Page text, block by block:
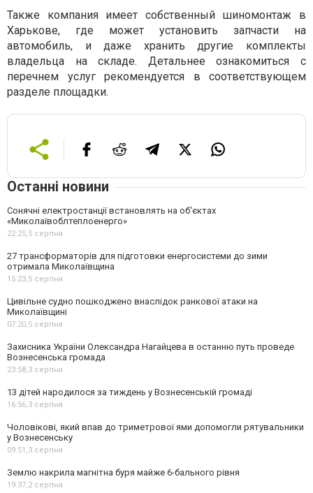
Также компания имеет собственный шиномонтаж в
Харькове, где может установить запчасти на
автомобиль, и даже хранить другие комплекты
владельца на складе. Детальнее ознакомиться с
перечнем услуг рекомендуется в соответствующем
разделе площадки.
Останні новини
Сонячні електростанції встановлять на об'єктах
«Миколаївоблтеплоенерго»
22:25,5 серпня
27 трансформаторів для підготовки енергосистеми до зими
отримала Миколаївщина
15:23,5 серпня
Цивільне судно пошкоджено внаслідок ранкової атаки на
Миколаївщині
07:20,5 серпня
Захисника України Олександра Нагайцева в останню путь проведе
Вознесенська громада
23:58,3 серпня
13 дітей народилося за тиждень у Вознесенській громаді
16:56,3 серпня
Чоловікові, який впав до триметрової ями допомогли рятувальники
у Вознесенську
09:51,3 серпня
Землю накрила магнітна буря майже 6-бального рівня
19:37,2 серпня